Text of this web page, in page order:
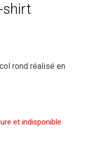
shirt
rond réalisé en
et indisponible.